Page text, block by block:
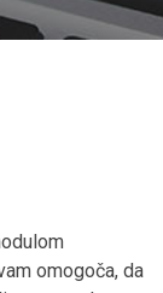
omogoča, da